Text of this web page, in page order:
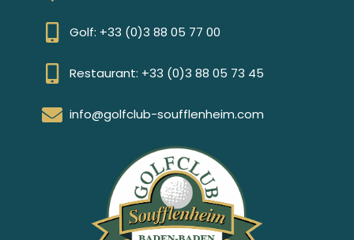
Golf: +33 (0)3 88 05 77 00
Restaurant: +33 (0)3 88 05 73 45
info@golfclub-soufflenheim.com